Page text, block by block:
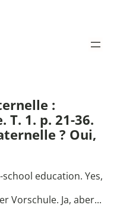
:
T. 1. p. 21-36.
? Oui,
education. Yes,
Vorschule. Ja, aber...